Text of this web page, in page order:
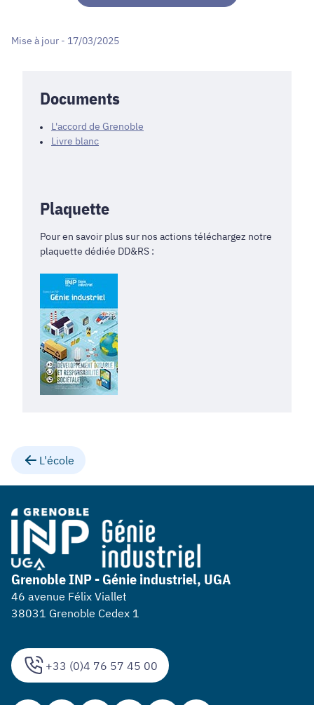
Mise à jour - 17/03/2025
Documents
L'accord de Grenoble
Livre blanc
Plaquette
Pour en savoir plus sur nos actions téléchargez notre
plaquette dédiée DD&RS :
L'école
+33 (0)4 76 57 45 00
Grenoble INP - Génie industriel, UGA
46 avenue Félix Viallet
38031 Grenoble Cedex 1